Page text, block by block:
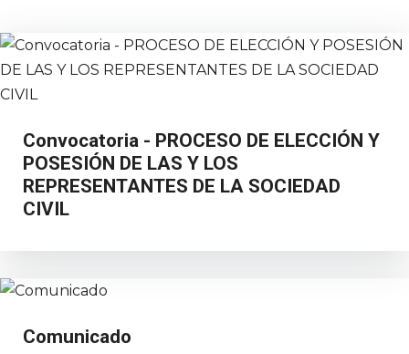
Convocatoria - PROCESO DE ELECCIÓN Y
POSESIÓN DE LAS Y LOS
REPRESENTANTES DE LA SOCIEDAD
CIVIL
Comunicado